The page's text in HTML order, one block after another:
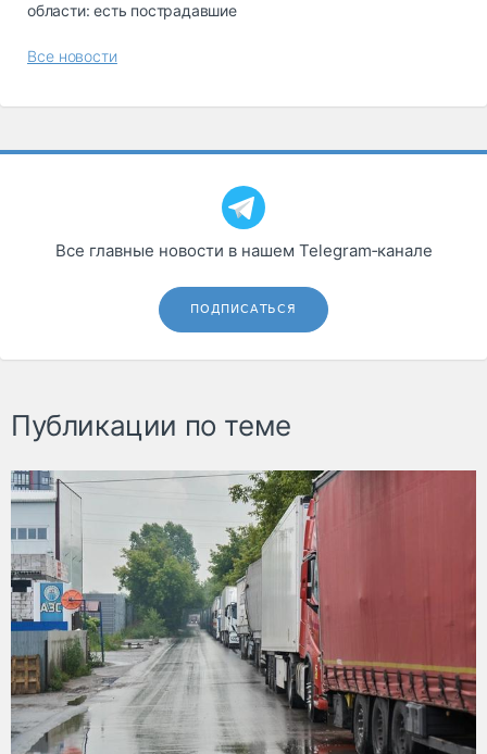
области: есть пострадавшие
Все новости
Все главные новости в нашем Telegram‑канале
ПОДПИСАТЬСЯ
Публикации по теме